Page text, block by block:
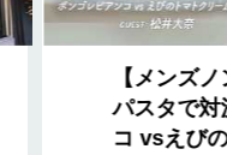
【メンズ
パスタで対
コ vsえび